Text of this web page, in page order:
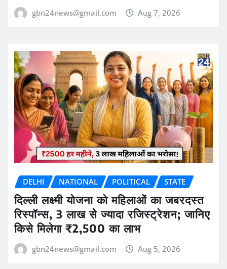
gbn24news@gmail.com Aug 7, 2026
DELHI NATIONAL POLITICAL STATE
दिल्ली लक्ष्मी योजना को महिलाओं का जबरदस्त
रिस्पॉन्स, 3 लाख से ज्यादा रजिस्ट्रेशन; जानिए
किसे मिलेगा ₹2,500 का लाभ
gbn24news@gmail.com Aug 5, 2026